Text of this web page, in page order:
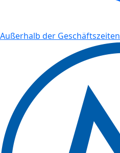
Außerhalb der Geschäftszeiten